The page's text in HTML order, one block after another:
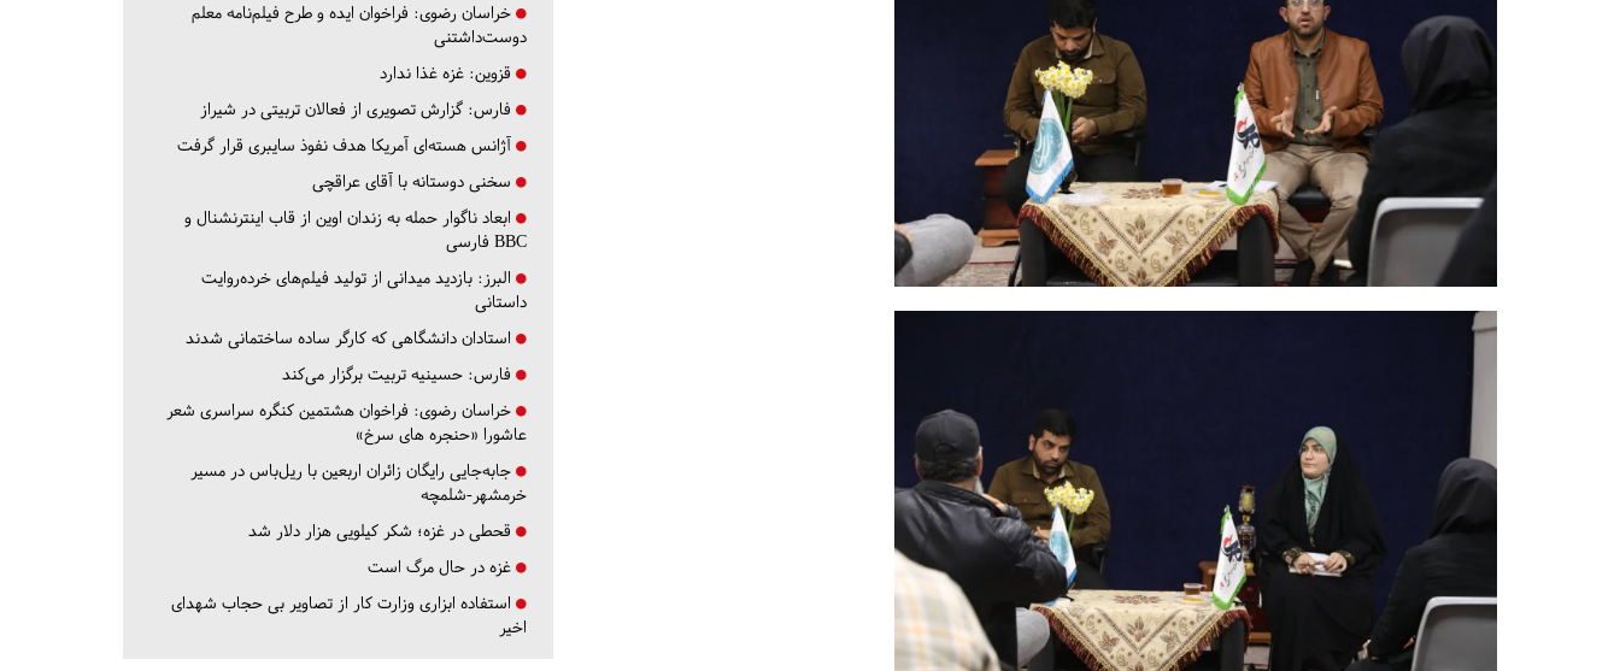
خراسان رضوی: فراخوان ایده و طرح فیلم‌نامه معلم
دوست‌داشتنی
قزوین: غزه غذا ندارد
فارس: گزارش تصویری از فعالان تربیتی در شیراز
آژانس هسته‌ای آمریکا هدف نفوذ سایبری قرار گرفت
سخنی دوستانه با آقای عراقچی
ابعاد ناگوار حمله به زندان اوین از قاب اینترنشنال و
BBC فارسی
البرز: بازدید میدانی از تولید فیلم‌های خرده‌روایت
داستانی
استادان دانشگاهی که کارگر ساده ساختمانی شدند
فارس: حسینیه تربیت برگزار می‌کند
خراسان رضوی: فراخوان هشتمین کنگره سراسری شعر
عاشورا «حنجره های سرخ»
جابه‌جایی رایگان زائران اربعین با ریل‌باس در مسیر
خرمشهر-شلمچه
قحطی در غزه؛ شکر کیلویی هزار دلار شد
غزه در حال مرگ است
استفاده ابزاری وزارت کار از تصاویر بی حجاب شهدای
اخیر